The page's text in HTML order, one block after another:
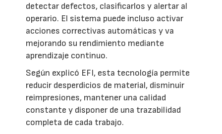
detectar defectos, clasificarlos y alertar al
operario. El sistema puede incluso activar
acciones correctivas automáticas y va
mejorando su rendimiento mediante
aprendizaje continuo.
Según explicó EFI, esta tecnología permite
reducir desperdicios de material, disminuir
reimpresiones, mantener una calidad
constante y disponer de una trazabilidad
completa de cada trabajo.